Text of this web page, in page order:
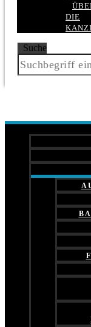
ÜBER
DIE
Suche